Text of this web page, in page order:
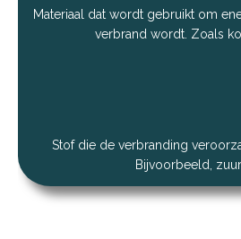
Materiaal dat wordt gebruikt om
verbrand wordt. Zoals
Stof die de verbranding
Bijvoorbeeld,